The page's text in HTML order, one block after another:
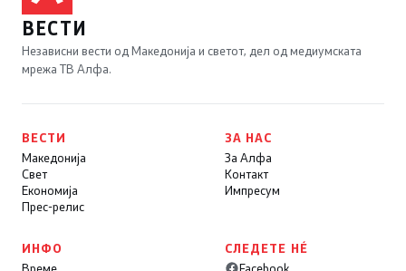
ВЕСТИ
Независни вести од Македонија и светот, дел од медиумската
мрежа ТВ Алфа.
ВЕСТИ
Македонија
Свет
Економија
Прес-релис
ЗА НАС
За Алфа
Контакт
Импресум
ИНФО
СЛЕДЕТЕ НÉ